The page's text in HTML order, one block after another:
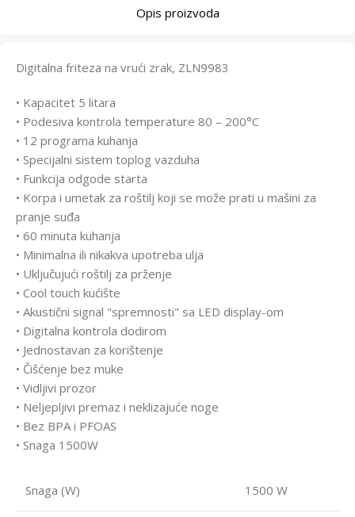
Opis proizvoda
Digitalna friteza na vrući zrak, ZLN9983
• Kapacitet 5 litara
• Podesiva kontrola temperature 80 – 200°C
• 12 programa kuhanja
• Specijalni sistem toplog vazduha
• Funkcija odgode starta
• Korpa i umetak za roštilj koji se može prati u mašini za
pranje suđa
• 60 minuta kuhanja
• Minimalna ili nikakva upotreba ulja
• Uključujući roštilj za prženje
• Cool touch kućište
• Akustični signal "spremnosti" sa LED display-om
• Digitalna kontrola dodirom
• Jednostavan za korištenje
• Čišćenje bez muke
• Vidljivi prozor
• Neljepljivi premaz i neklizajuće noge
• Bez BPA i PFOAS
• Snaga 1500W
Snaga (W) 1500 W